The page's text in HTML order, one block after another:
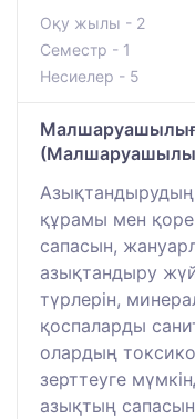
Оқу жылы - 2
Семестр - 1
Несиелер - 5
Азықтандырудың
құрамы мен
сапасын,
азықтандыру
түрлерін,
қоспаларды
олардың
зерттеуге
азықтың сапасын